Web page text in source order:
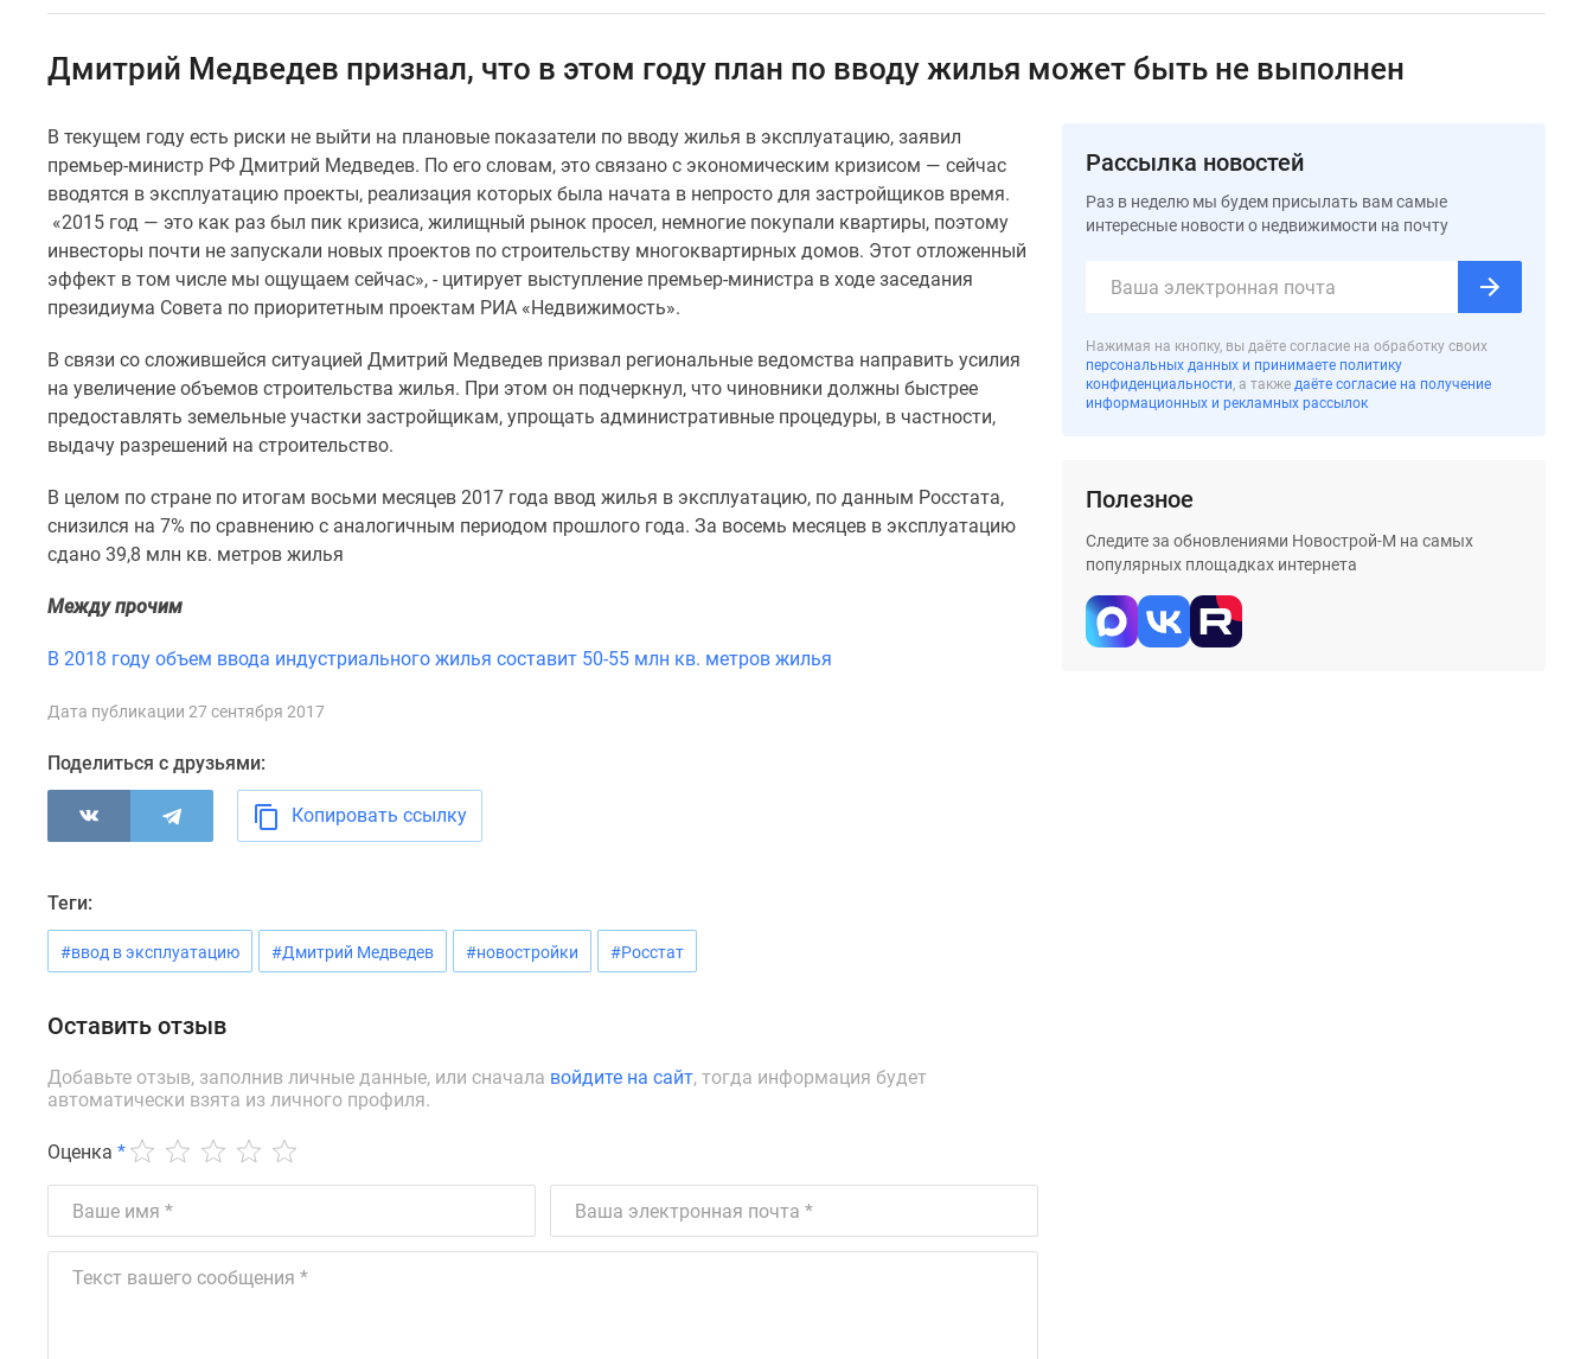
помещения
застройщики
Панорамы
новостроек
Видеообзор
Экспертиза
новостроек
Экология
комнатные
комнатные
Квартиры
калькулятор
ипотека
ипотека
недвижимости
эксперта
Аналитика
Покупателю
новостроек
Эксперты
проекте
Контакты
Реклама
Дмитрий Медведев признал, что в этом году план по вводу жилья может быть не выполнен
В текущем году есть риски не выйти на плановые показатели по вводу жилья в эксплуатацию, заявил
премьер-министр РФ Дмитрий Медведев. По его словам, это связано с экономическим кризисом — сейчас
вводятся в эксплуатацию проекты, реализация которых была начата в непросто для застройщиков время.
«2015 год — это как раз был пик кризиса, жилищный рынок просел, немногие покупали квартиры, поэтому
инвесторы почти не запускали новых проектов по строительству многоквартирных домов. Этот отложенный
эффект в том числе мы ощущаем сейчас», - цитирует выступление премьер-министра в ходе заседания
президиума Совета по приоритетным проектам РИА «Недвижимость».
В связи со сложившейся ситуацией Дмитрий Медведев призвал региональные ведомства направить усилия
на увеличение объемов строительства жилья. При этом он подчеркнул, что чиновники должны быстрее
предоставлять земельные участки застройщикам, упрощать административные процедуры, в частности,
выдачу разрешений на строительство.
В целом по стране по итогам восьми месяцев 2017 года ввод жилья в эксплуатацию, по данным Росстата,
снизился на 7% по сравнению с аналогичным периодом прошлого года. За восемь месяцев в эксплуатацию
сдано 39,8 млн кв. метров жилья
Между прочим
В 2018 году объем ввода индустриального жилья составит 50-55 млн кв. метров жилья
Дата публикации 27 сентября 2017
Поделиться с друзьями:
Копировать ссылку
Теги:
#ввод в эксплуатацию #Дмитрий Медведев #новостройки #Росстат
Оставить отзыв
Добавьте отзыв, заполнив личные данные, или сначала войдите на сайт, тогда информация будет
автоматически взята из личного профиля.
Оценка *
Рассылка новостей
Раз в неделю мы будем присылать вам самые
интересные новости о недвижимости на почту
Нажимая на кнопку, вы даёте согласие на обработку своих
персональных данных и принимаете политику
конфиденциальности, а также даёте согласие на получение
информационных и рекламных рассылок
Полезное
Следите за обновлениями Новострой-М на самых
популярных площадках интернета